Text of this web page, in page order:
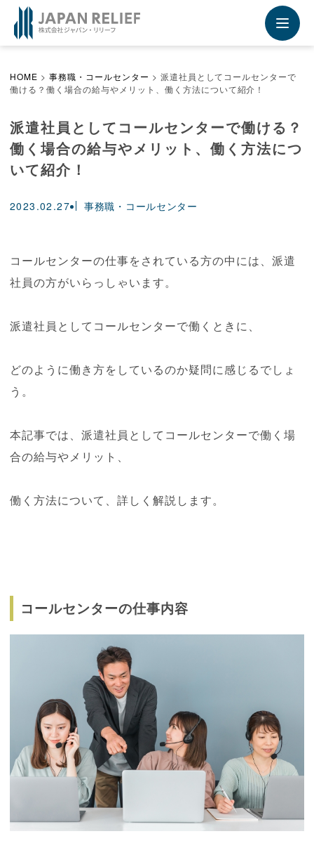
HOME > 事務職・コールセンター > 派遣社員としてコールセンターで
働ける？働く場合の給与やメリット、働く方法について紹介！
派遣社員としてコールセンターで働ける？
働く場合の給与やメリット、働く方法につ
いて紹介！
2023.02.27 事務職・コールセンター
コールセンターの仕事をされている方の中には、派遣
社員の方がいらっしゃいます。
派遣社員としてコールセンターで働くときに、
どのように働き方をしているのか疑問に感じるでしょ
う。
本記事では、派遣社員としてコールセンターで働く場
合の給与やメリット、
働く方法について、詳しく解説します。
コールセンターの仕事内容
Recruiting Site - 採用サイト
未来を運ぶ運送業専門の求人転職情報サービス
採用サイトの詳細はこちらから